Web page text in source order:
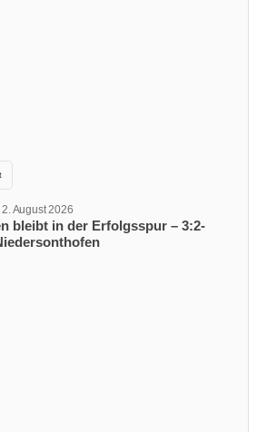
bleibt in der Erfolgsspur – 3:2-
2. August 2026